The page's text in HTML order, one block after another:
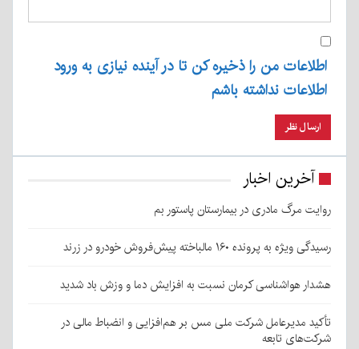
اطلاعات من را ذخیره کن تا در آینده نیازی به ورود
اطلاعات نداشته باشم
آخرین اخبار
روایت مرگ مادری در بیمارستان پاستور بم
رسیدگی ویژه به پرونده ۱۶۰ مالباخته پیش‌فروش خودرو در زرند
هشدار هواشناسی کرمان نسبت به افزایش دما و وزش باد شدید
تأکید مدیرعامل شرکت ملی مس بر هم‌افزایی و انضباط مالی در
شرکت‌های تابعه